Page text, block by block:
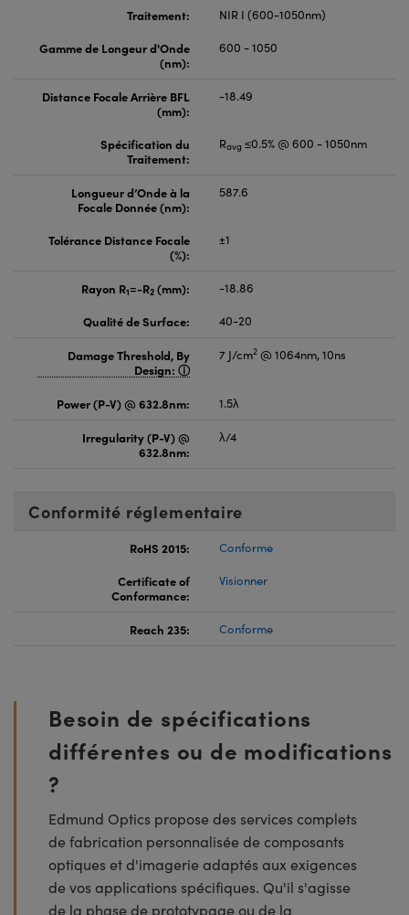
Traitement:
NIR I (600-1050nm)
Gamme de Longeur d'Onde
(nm):
600 - 1050
Distance Focale Arrière BFL
(mm):
-18.49
Spécification du
Traitement:
Ravg ≤0.5% @ 600 - 1050nm
Longueur d’Onde à la
Focale Donnée (nm):
587.6
Tolérance Distance Focale
(%):
±1
Rayon R1=-R2 (mm):
-18.86
Qualité de Surface:
40-20
Damage Threshold, By
Design:
7 J/cm2 @ 1064nm, 10ns
Power (P-V) @ 632.8nm: 1.5λ
Irregularity (P-V) @
632.8nm:
λ/4
Conformité réglementaire
RoHS 2015:
Conforme
Certificate of
Conformance:
Visionner
Reach 235: Conforme
Besoin de spécifications
différentes ou de modifications
?
Edmund Optics propose des services complets
de fabrication personnalisée de composants
optiques et d'imagerie adaptés aux exigences
de vos applications spécifiques. Qu'il s'agisse
de la phase de prototypage ou de la